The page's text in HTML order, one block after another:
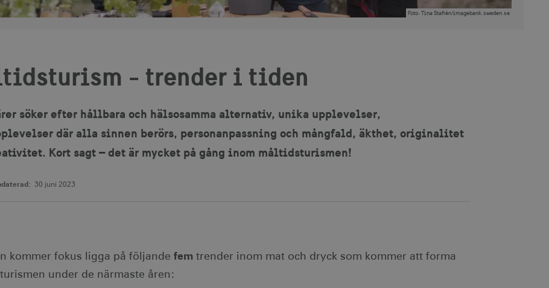
Foto: Tina Stafrén/imagebank.sweden.se
- trender i tiden
söker efter hållbara och hälsosamma alternativ, unika upplevelser,
där alla sinnen berörs, personanpassning och mångfald, äkthet, originalitet
Kort sagt – det är mycket på gång inom måltidsturismen!
30 juni 2023
kommer fokus ligga på följande fem trender inom mat och dryck som kommer att forma
under de närmaste åren: